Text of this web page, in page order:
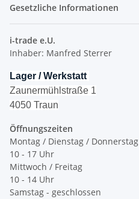
Gesetzliche Informationen
i-trade e.U.
Inhaber: Manfred Sterrer
Lager / Werkstatt
Zaunermühlstraße 1
4050 Traun
Öffnungszeiten
Montag / Dienstag / Donnerstag
10 - 17 Uhr
Mittwoch / Freitag
10 - 14 Uhr
Samstag - geschlossen